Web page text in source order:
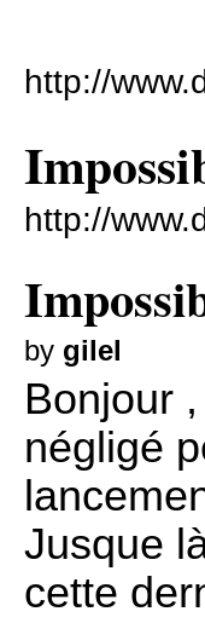
http://
http://
by gilel
Bonjour
négligé
Jusque
cette